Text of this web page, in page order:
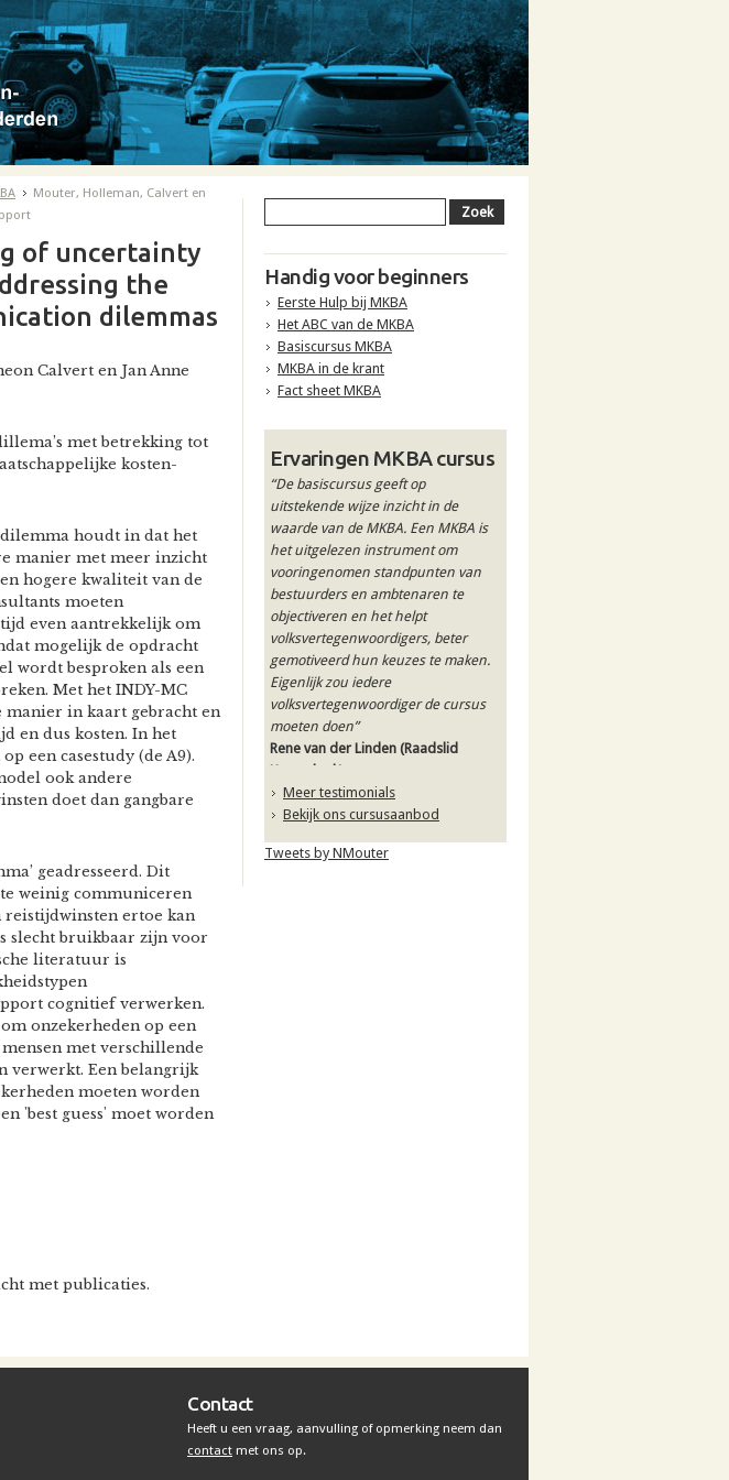
Mouter, Holleman, Calvert en
of uncertainty
the
dilemmas
Calvert en Jan Anne
met betrekking tot
kosten-
houdt in dat het
manier met meer inzicht
hogere kwaliteit van de
moeten
even aantrekkelijk om
mogelijk de opdracht
wordt besproken als een
Met het INDY-MC
manier in kaart gebracht en
en dus kosten. In het
een casestudy (de A9).
ook andere
doet dan gangbare
geadresseerd. Dit
weinig communiceren
reistijdwinsten ertoe kan
slecht bruikbaar zijn voor
literatuur is
cognitief verwerken.
onzekerheden op een
met verschillende
verwerkt. Een belangrijk
moeten worden
'best guess' moet worden
met publicaties.
Handig voor beginners
Eerste Hulp bij MKBA
Het ABC van de MKBA
Basiscursus MKBA
MKBA in de krant
Fact sheet MKBA
Ervaringen MKBA cursus
“De basiscursus geeft op
uitstekende wijze inzicht in de
waarde van de MKBA. Een MKBA is
het uitgelezen instrument om
vooringenomen standpunten van
bestuurders en ambtenaren te
objectiveren en het helpt
volksvertegenwoordigers, beter
gemotiveerd hun keuzes te maken.
Eigenlijk zou iedere
volksvertegenwoordiger de cursus
moeten doen”
Rene van der Linden (Raadslid
Heemskerk)
Meer testimonials
Bekijk ons cursusaanbod
Tweets by NMouter
Contact
Heeft u een vraag, aanvulling of opmerking neem dan
contact met ons op.